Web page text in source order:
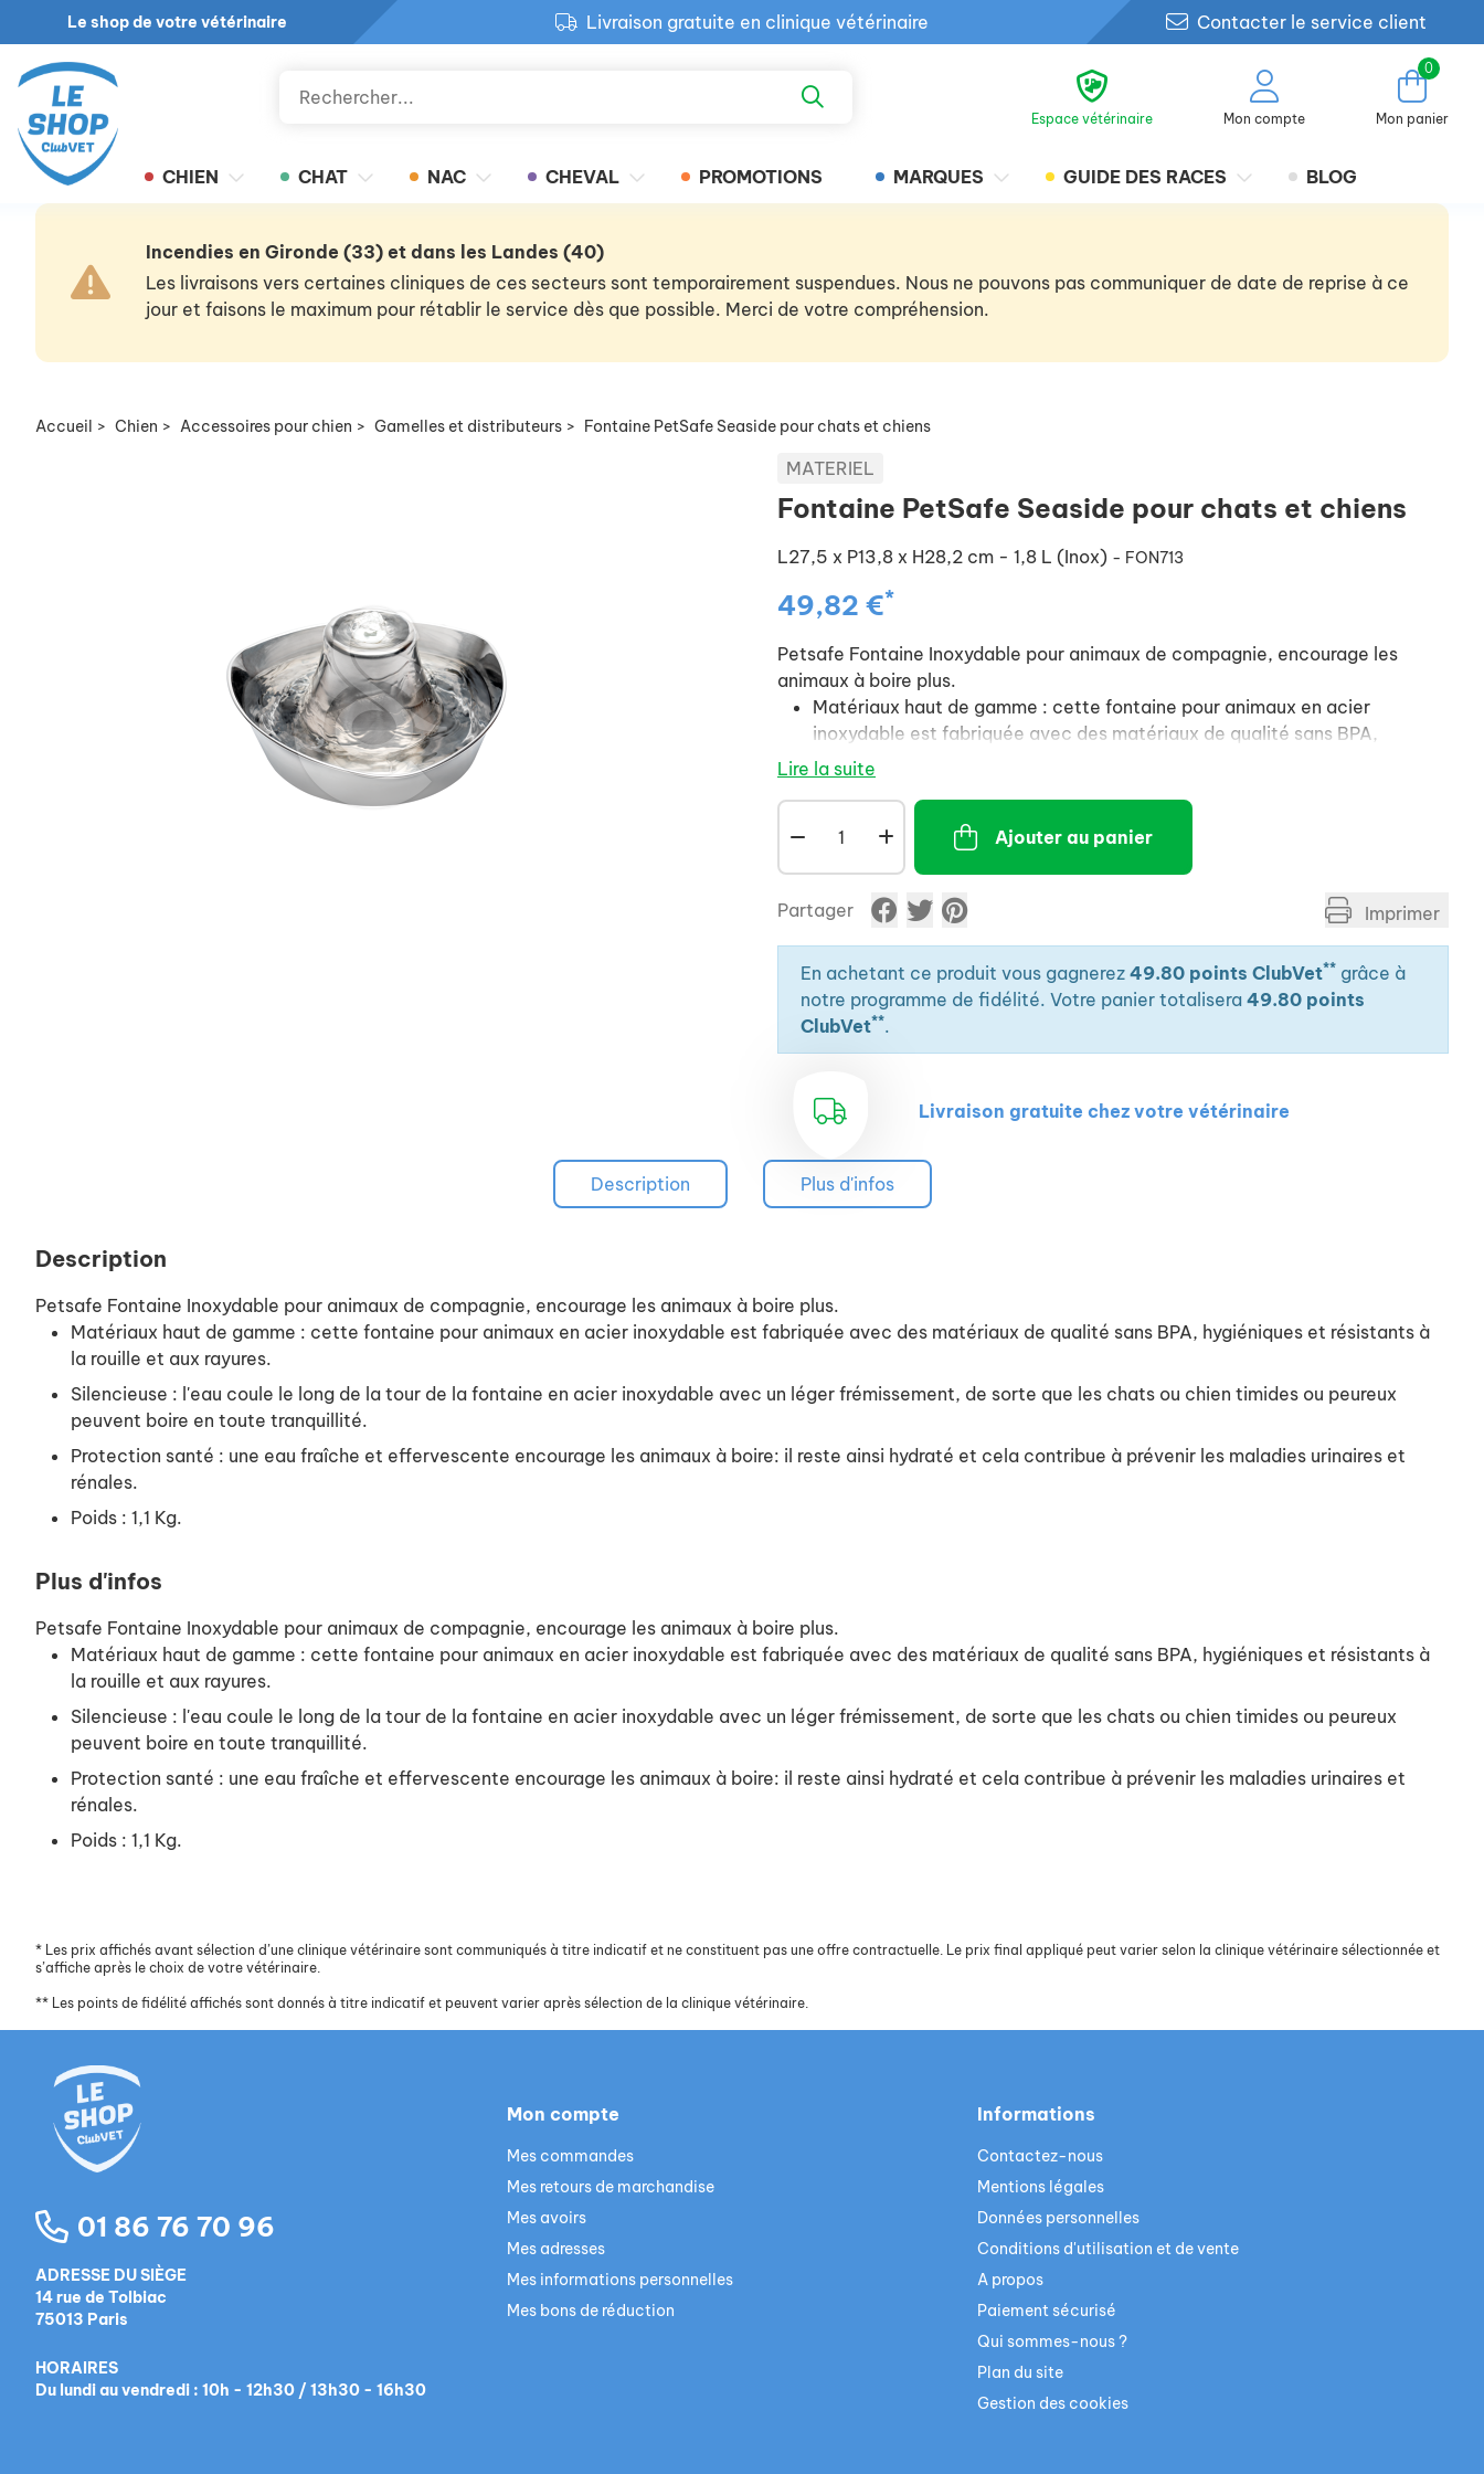
Le shop de votre vétérinaire
Livraison gratuite en clinique vétérinaire
Retour produit gratuit en clinique
Contacter le service client
Espace vétérinaire Mon compte
0
Mon panier
CHIEN CHAT NAC CHEVAL PROMOTIONS MARQUES GUIDE DES RACES BLOG
Incendies en Gironde (33) et dans les Landes (40)
Les livraisons vers certaines cliniques de ces secteurs sont temporairement suspendues. Nous ne pouvons pas communiquer de date de reprise à ce
jour et faisons le maximum pour rétablir le service dès que possible. Merci de votre compréhension.
Accueil > Chien > Accessoires pour chien > Gamelles et distributeurs > Fontaine PetSafe Seaside pour chats et chiens
MATERIEL
Fontaine PetSafe Seaside pour chats et chiens
L27,5 x P13,8 x H28,2 cm - 1,8 L (Inox) - FON713
49,82 €*
Petsafe Fontaine Inoxydable pour animaux de compagnie, encourage les
animaux à boire plus.
Matériaux haut de gamme : cette fontaine pour animaux en acier
inoxydable est fabriquée avec des matériaux de qualité sans BPA,
hygiéniques et résistants à la rouille et aux rayures.
Silencieuse : l'eau coule le long de la tour de la fontaine en acier
inoxydable avec un léger frémissement, de sorte que les chats ou chien
timides ou peureux peuvent boire en toute tranquillité.
animaux à boire: il reste ainsi hydraté et cela contribue à prévenir les
Poids : 1,1 Kg.
Lire la suite
Ajouter au panier
Partager Imprimer
En achetant ce produit vous gagnerez 49.80 points ClubVet** grâce à
notre programme de fidélité. Votre panier totalisera 49.80 points
ClubVet**.
Livraison gratuite chez votre vétérinaire
Description Plus d'infos
Description
Petsafe Fontaine Inoxydable pour animaux de compagnie, encourage les animaux à boire plus.
Matériaux haut de gamme : cette fontaine pour animaux en acier inoxydable est fabriquée avec des matériaux de qualité sans BPA, hygiéniques et résistants à
la rouille et aux rayures.
Silencieuse : l'eau coule le long de la tour de la fontaine en acier inoxydable avec un léger frémissement, de sorte que les chats ou chien timides ou peureux
peuvent boire en toute tranquillité.
Protection santé : une eau fraîche et effervescente encourage les animaux à boire: il reste ainsi hydraté et cela contribue à prévenir les maladies urinaires et
rénales.
Poids : 1,1 Kg.
Plus d'infos
Petsafe Fontaine Inoxydable pour animaux de compagnie, encourage les animaux à boire plus.
Matériaux haut de gamme : cette fontaine pour animaux en acier inoxydable est fabriquée avec des matériaux de qualité sans BPA, hygiéniques et résistants à
la rouille et aux rayures.
Silencieuse : l'eau coule le long de la tour de la fontaine en acier inoxydable avec un léger frémissement, de sorte que les chats ou chien timides ou peureux
peuvent boire en toute tranquillité.
Protection santé : une eau fraîche et effervescente encourage les animaux à boire: il reste ainsi hydraté et cela contribue à prévenir les maladies urinaires et
rénales.
Poids : 1,1 Kg.
* Les prix affichés avant sélection d’une clinique vétérinaire sont communiqués à titre indicatif et ne constituent pas une offre contractuelle. Le prix final appliqué peut varier selon la clinique vétérinaire sélectionnée et
s’affiche après le choix de votre vétérinaire.
** Les points de fidélité affichés sont donnés à titre indicatif et peuvent varier après sélection de la clinique vétérinaire.
01 86 76 70 96
ADRESSE DU SIÈGE
14 rue de Tolbiac
75013 Paris
HORAIRES
Du lundi au vendredi : 10h - 12h30 / 13h30 - 16h30
Mon compte
Mes commandes
Mes retours de marchandise
Mes avoirs
Mes adresses
Mes informations personnelles
Mes bons de réduction
Informations
Contactez-nous
Mentions légales
Données personnelles
Conditions d'utilisation et de vente
A propos
Paiement sécurisé
Qui sommes-nous ?
Plan du site
Gestion des cookies